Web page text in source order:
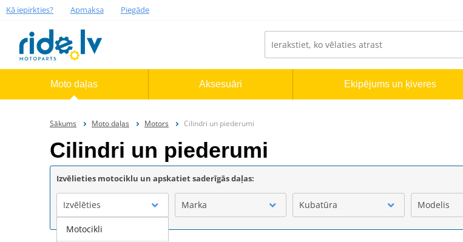
Kā iepirkties? Apmaksa Piegāde
Moto daļas Aksesuāri Ekipējums un ķiveres
Sākums Moto daļas Motors Cilindri un piederumi
Cilindri un piederumi
Izvēlieties motociklu un apskatiet saderīgās daļas:
Izvēlēties Marka Kubatūra Modelis
Motocikli